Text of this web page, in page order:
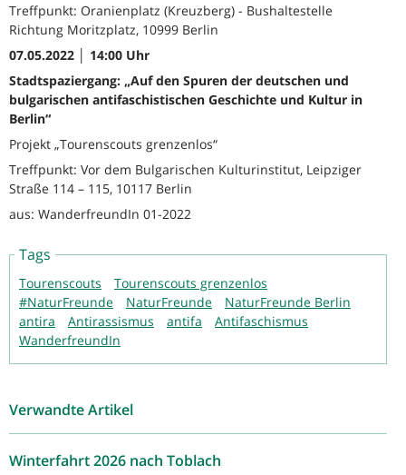
Treffpunkt: Oranienplatz (Kreuzberg) - Bushaltestelle
Richtung Moritzplatz, 10999 Berlin
07.05.2022 │ 14:00 Uhr
Stadtspaziergang: „Auf den Spuren der deutschen und
bulgarischen antifaschistischen Geschichte und Kultur in
Berlin“
Projekt „Tourenscouts grenzenlos“
Treffpunkt: Vor dem Bulgarischen Kulturinstitut, Leipziger
Straße 114 – 115, 10117 Berlin
aus: WanderfreundIn 01-2022
Tags
Tourenscouts
Tourenscouts grenzenlos
#NaturFreunde
NaturFreunde
NaturFreunde Berlin
antira
Antirassismus antifa
Antifaschismus
WanderfreundIn
Verwandte Artikel
Winterfahrt 2026 nach Toblach